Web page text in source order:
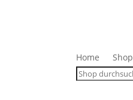
Home Shop